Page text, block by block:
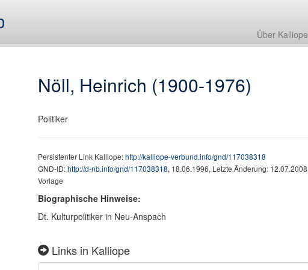
Über Kalliope
Nöll, Heinrich (1900-1976)
Politiker
Persistenter Link Kalliope:http://kalliope-verbund.info/gnd/117038318
GND-ID:http://d-nb.info/gnd/117038318, 18.06.1996, Letzte Änderung: 12.07.2008
Vorlage
Biographische Hinweise:
Dt. Kulturpolitiker in Neu-Anspach
Links in Kalliope